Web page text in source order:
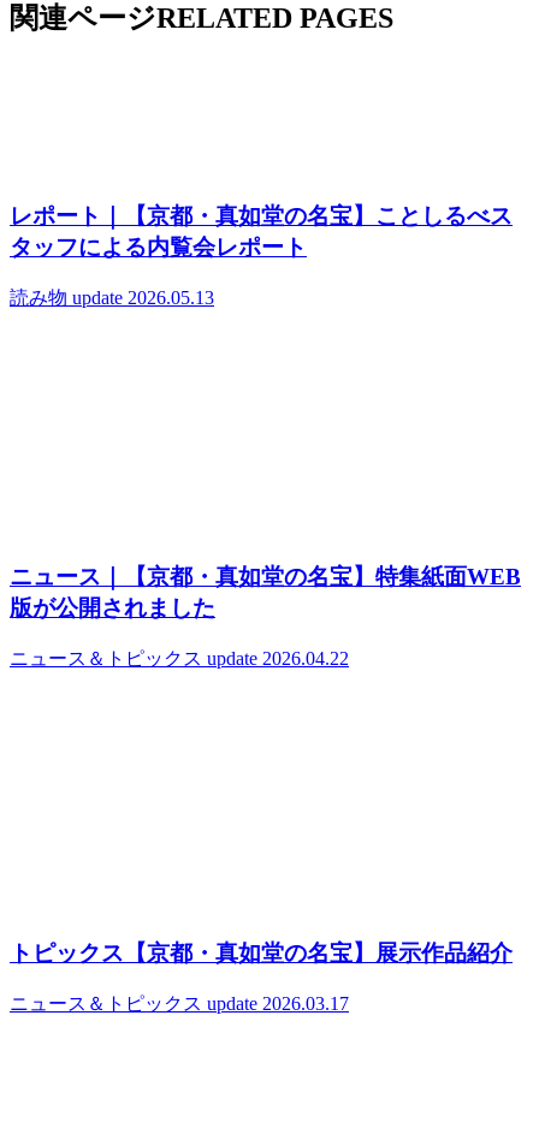
関連ページRELATED PAGES
レポート｜【京都・真如堂の名宝】ことしるべス
タッフによる内覧会レポート
読み物 update 2026.05.13
ニュース｜【京都・真如堂の名宝】特集紙面WEB
版が公開されました
ニュース＆トピックス update 2026.04.22
トピックス【京都・真如堂の名宝】展示作品紹介
ニュース＆トピックス update 2026.03.17